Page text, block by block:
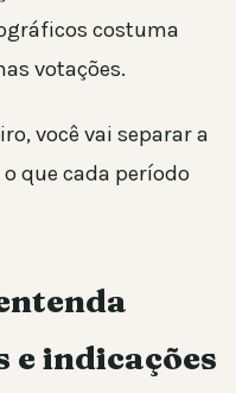
costuma
votações.
você vai separar a
que cada período
e indicações